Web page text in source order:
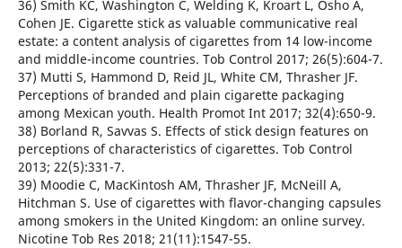
36) Smith KC, Washington C, Welding K, Kroart L, Osho A,
Cohen JE. Cigarette stick as valuable communicative real
estate: a content analysis of cigarettes from 14 low-income
and middle-income countries. Tob Control 2017; 26(5):604-7.
37) Mutti S, Hammond D, Reid JL, White CM, Thrasher JF.
Perceptions of branded and plain cigarette packaging
among Mexican youth. Health Promot Int 2017; 32(4):650-9.
38) Borland R, Savvas S. Effects of stick design features on
perceptions of characteristics of cigarettes. Tob Control
2013; 22(5):331-7.
39) Moodie C, MacKintosh AM, Thrasher JF, McNeill A,
Hitchman S. Use of cigarettes with flavor-changing capsules
among smokers in the United Kingdom: an online survey.
Nicotine Tob Res 2018; 21(11):1547-55.